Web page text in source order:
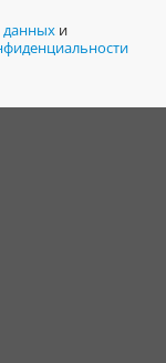
данных и